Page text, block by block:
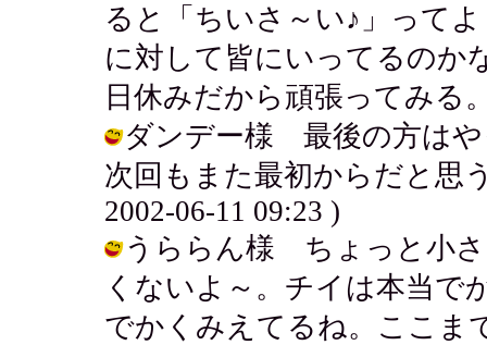
ると「ちいさ～い♪」って
に対して皆にいってるのか
日休みだから頑張ってみる
ダンデー様 最後の方はや
次回もまた最初からだと思
2002-06-11 09:23 )
うららん様 ちょっと小
くないよ～。チイは本当で
でかくみえてるね。ここま